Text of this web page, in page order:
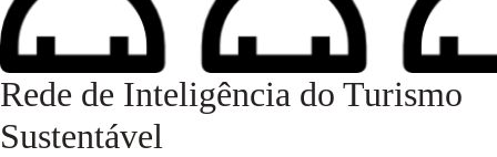
Rede de Inteligência do Turismo
Sustentável